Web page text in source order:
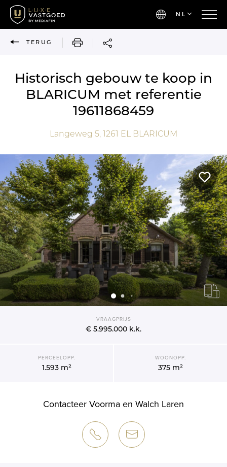
NL
TERUG AFDRUKKEN
Historisch gebouw te koop in
BLARICUM met referentie
19611868459
Langeweg 5, 1261 EL BLARICUM
VRAAGPRIJS
€ 5.995.000 k.k.
PERCEELOPP.
1.593 m²
WOONOPP.
375 m²
Contacteer Voorma en Walch Laren